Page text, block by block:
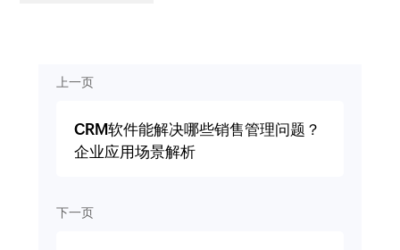
上一页
CRM软件能解决哪些销售管理问题？
企业应用场景解析
下一页